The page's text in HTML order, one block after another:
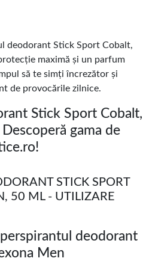
deodorant Stick Sport Cobalt,
maximă și un parfum
să te simți încrezător și
de provocările zilnice.
Stick Sport Cobalt,
gama de
STICK SPORT
50 ML - UTILIZARE
deodorant
Men